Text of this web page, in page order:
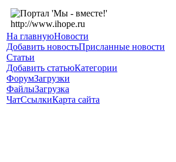
На главнуюНовости
Добавить новостьПрисланные новости
Статьи
Добавить статьюКатегории
ФорумЗагрузки
ФайлыЗагрузка
ЧатСсылкиКарта сайта